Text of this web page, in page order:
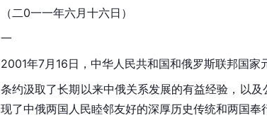
（二0一一年六月十六日）
一
2001年7月16日，中华人民共和国和俄罗斯联邦国家
条约汲取了长期以来中俄关系发展的有益经验，以及
现了中俄两国人民睦邻友好的深厚历史传统和两国奉